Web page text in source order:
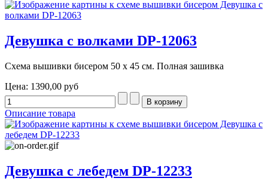
Девушка с волками DP-12063
Схема вышивки бисером 50 х 45 см. Полная зашивка
Цена: 1390,00 руб
Описание товара
Девушка с лебедем DP-12233